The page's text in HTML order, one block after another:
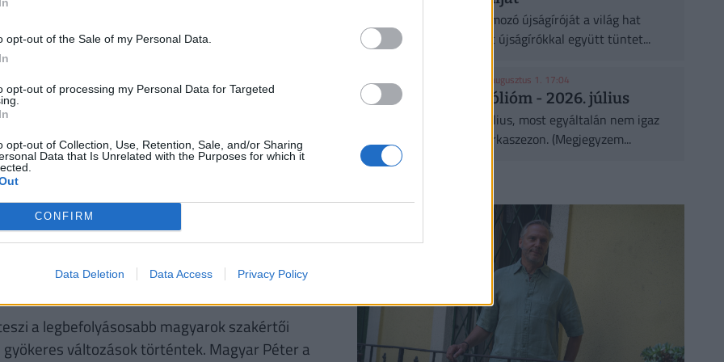
opt-out of the Sale of my Personal Data.
opt-out of processing my Personal Data for Targeted
opt-out of Collection, Use, Retention, Sale, and/or Sharing
Data that Is Unrelated with the Purposes for which it
CONFIRM
Data Deletion Data Access Privacy Policy
életútja olyan sikertörténet, amelyből sokat
teljesítmény természetes mérőszáma.
VAN OLCSÓ MEGOLDÁS!
törlesztővel fel lehet venniaK&H Banknál.De
sem:
Banknál 7,02%.
kalkulációt végezni, saját preferenciáink
Ehhez keresd fel aPénzcentrum kalkulátorát.
a legbefolyásosabb magyarok szakértői
változások történtek. Magyar Péter a
A Direkt36 volt oknyomozó újságíróját a világ hat
országából kiválasztott újságírókkal együtt tüntet...
KASZA ELLIOTT-TAL | 2026. augusztus 1. 17:04
Az osztalék portfólióm - 2026. július
Egész aktív lett ez a július, most egyáltalán nem igaz
az, hogy a nyár az uborkaszezon. (Megjegyzem...